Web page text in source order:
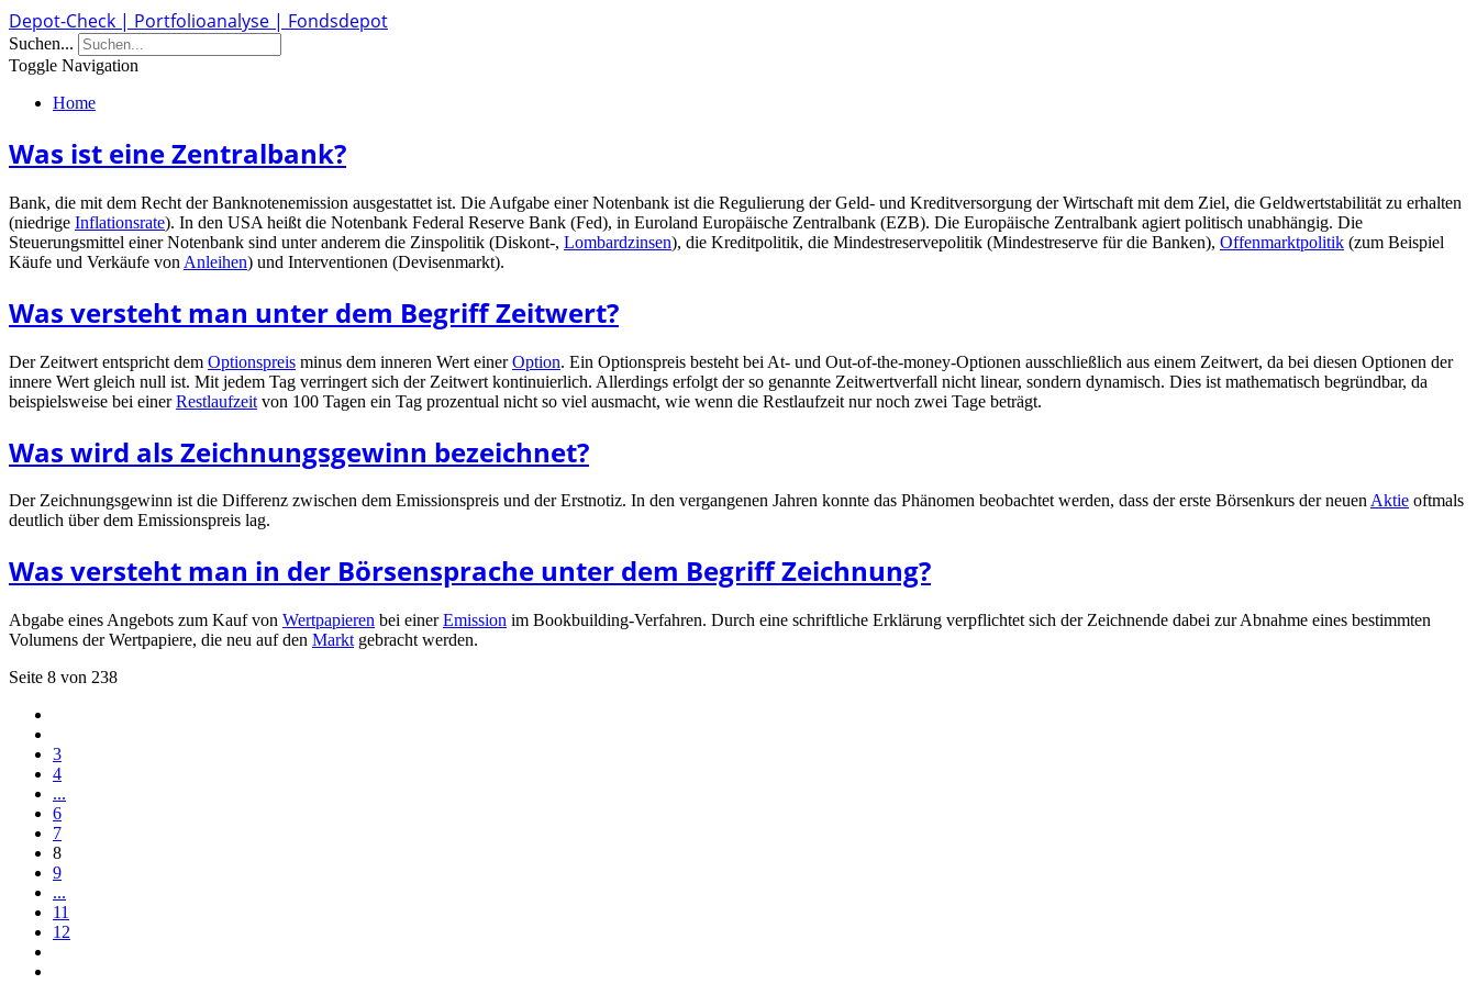
Depot-Check | Portfolioanalyse | Fondsdepot
Suchen...
Toggle Navigation
Home
Was ist eine Zentralbank?
Bank, die mit dem Recht der Banknotenemission ausgestattet ist. Die Aufgabe einer Notenbank ist die Regulierung der Geld- und Kreditversorgung der Wirtschaft mit dem Ziel, die Geldwertstabilität zu erhalten
(niedrige Inflationsrate). In den USA heißt die Notenbank Federal Reserve Bank (Fed), in Euroland Europäische Zentralbank (EZB). Die Europäische Zentralbank agiert politisch unabhängig. Die
Steuerungsmittel einer Notenbank sind unter anderem die Zinspolitik (Diskont-, Lombardzinsen), die Kreditpolitik, die Mindestreservepolitik (Mindestreserve für die Banken), Offenmarktpolitik (zum Beispiel
Käufe und Verkäufe von Anleihen) und Interventionen (Devisenmarkt).
Was versteht man unter dem Begriff Zeitwert?
Der Zeitwert entspricht dem Optionspreis minus dem inneren Wert einerOption. Ein Optionspreis besteht bei At- und Out-of-the-money-Optionen ausschließlich aus einem Zeitwert, da bei diesen Optionen der
innere Wert gleich null ist. Mit jedem Tag verringert sich der Zeitwert kontinuierlich. Allerdings erfolgt der so genannte Zeitwertverfall nicht linear, sondern dynamisch. Dies ist mathematisch begründbar, da
beispielsweise bei einerRestlaufzeit von 100 Tagen ein Tag prozentual nicht so viel ausmacht, wie wenn die Restlaufzeit nur noch zwei Tage beträgt.
Was wird als Zeichnungsgewinn bezeichnet?
Der Zeichnungsgewinn ist die Differenz zwischen dem Emissionspreis und der Erstnotiz. In den vergangenen Jahren konnte das Phänomen beobachtet werden, dass der erste Börsenkurs der neuenAktie oftmals
deutlich über dem Emissionspreis lag.
Was versteht man in der Börsensprache unter dem Begriff Zeichnung?
Abgabe eines Angebots zum Kauf von Wertpapieren bei einerEmission im Bookbuilding-Verfahren. Durch eine schriftliche Erklärung verpflichtet sich der Zeichnende dabei zur Abnahme eines bestimmten
Volumens der Wertpapiere, die neu auf den Markt gebracht werden.
Seite 8 von 238
3
4
...
6
7
8
9
...
11
12